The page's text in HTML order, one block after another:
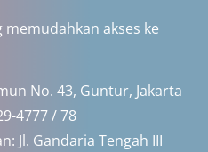
akses ke
No. 43, Guntur, Jakarta
4777 / 78
Jl. Gandaria Tengah III